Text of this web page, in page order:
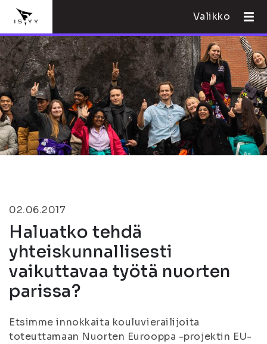
Valikko
02.06.2017
Haluatko tehdä
yhteiskunnallisesti
vaikuttavaa työtä nuorten
parissa?
Etsimme innokkaita kouluvierailijoita
toteuttamaan Nuorten Eurooppa -projektin EU-